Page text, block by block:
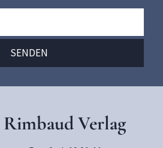
Rimbaud Verlag